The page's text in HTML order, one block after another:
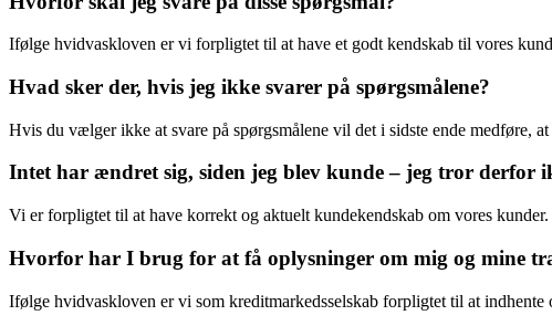
Ifølge hvidvaskloven er vi forpligtet til at have et godt kendskab til vores
Hvad sker der, hvis jeg ikke svarer på spørgsmålene?
Hvis du vælger ikke at svare på spørgsmålene vil det i sidste ende medføre,
Intet har ændret sig, siden jeg blev kunde – jeg tror derfor
Vi er forpligtet til at have korrekt og aktuelt kundekendskab om vores
Hvorfor har I brug for at få oplysninger om mig og mine
Ifølge hvidvaskloven er vi som kreditmarkedsselskab forpligtet til at